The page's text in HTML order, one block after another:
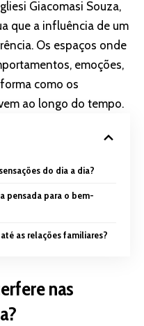
Giacomasi Souza,
que a influência de um
Os espaços onde
emoções,
como os
ao longo do tempo.
do dia a dia?
pensada para o bem-
as relações familiares?
nas